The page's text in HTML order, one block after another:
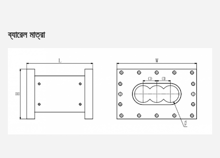
ব্যারেল মাত্রা